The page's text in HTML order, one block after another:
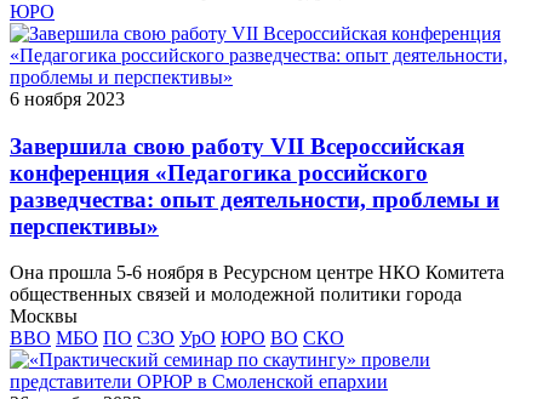
ЮРО
6 ноября 2023
Завершила свою работу VII Всероссийская
конференция «Педагогика российского
разведчества: опыт деятельности, проблемы и
перспективы»
Она прошла 5-6 ноября в Ресурсном центре НКО Комитета
общественных связей и молодежной политики города
Москвы
ВВО МБО ПО СЗО УрО ЮРО ВО СКО